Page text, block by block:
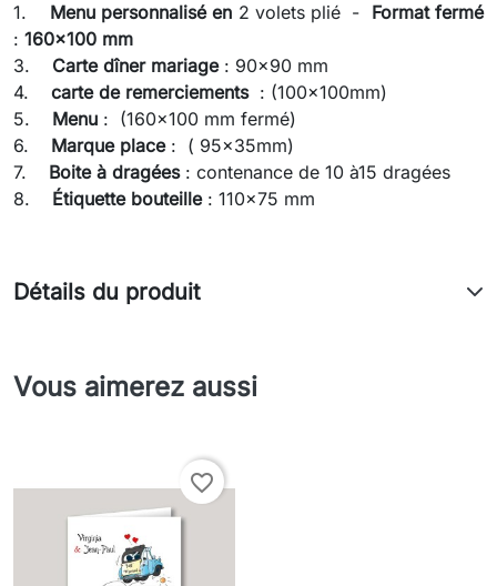
1. Menu personnalisé en 2 volets plié - Format fermé
: 160x100 mm
3.
Carte dîner mariage: 90x90 mm
4.
carte de remerciements : (100x100mm)
5.
Menu : (160x100 mm fermé)
6. Marque place: ( 95x35mm)
7. Boite à dragées: contenance de 10 à15 dragées
8.
Étiquette bouteille: 110x75 mm
Détails du produit
Vous aimerez aussi
favorite_border